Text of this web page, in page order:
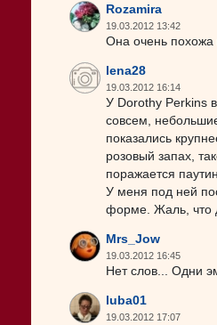
Rozamira
19.03.2012 13:42
Она очень похожа
lena28
19.03.2012 16:14
У Dorothy Perkins
совсем,
показались
розовый запах,
поражается
У меня под ней
форме. Жаль, что
Mrs_Jow
19.03.2012 16:45
Нет слов... Одни
luba01
19.03.2012 17:07